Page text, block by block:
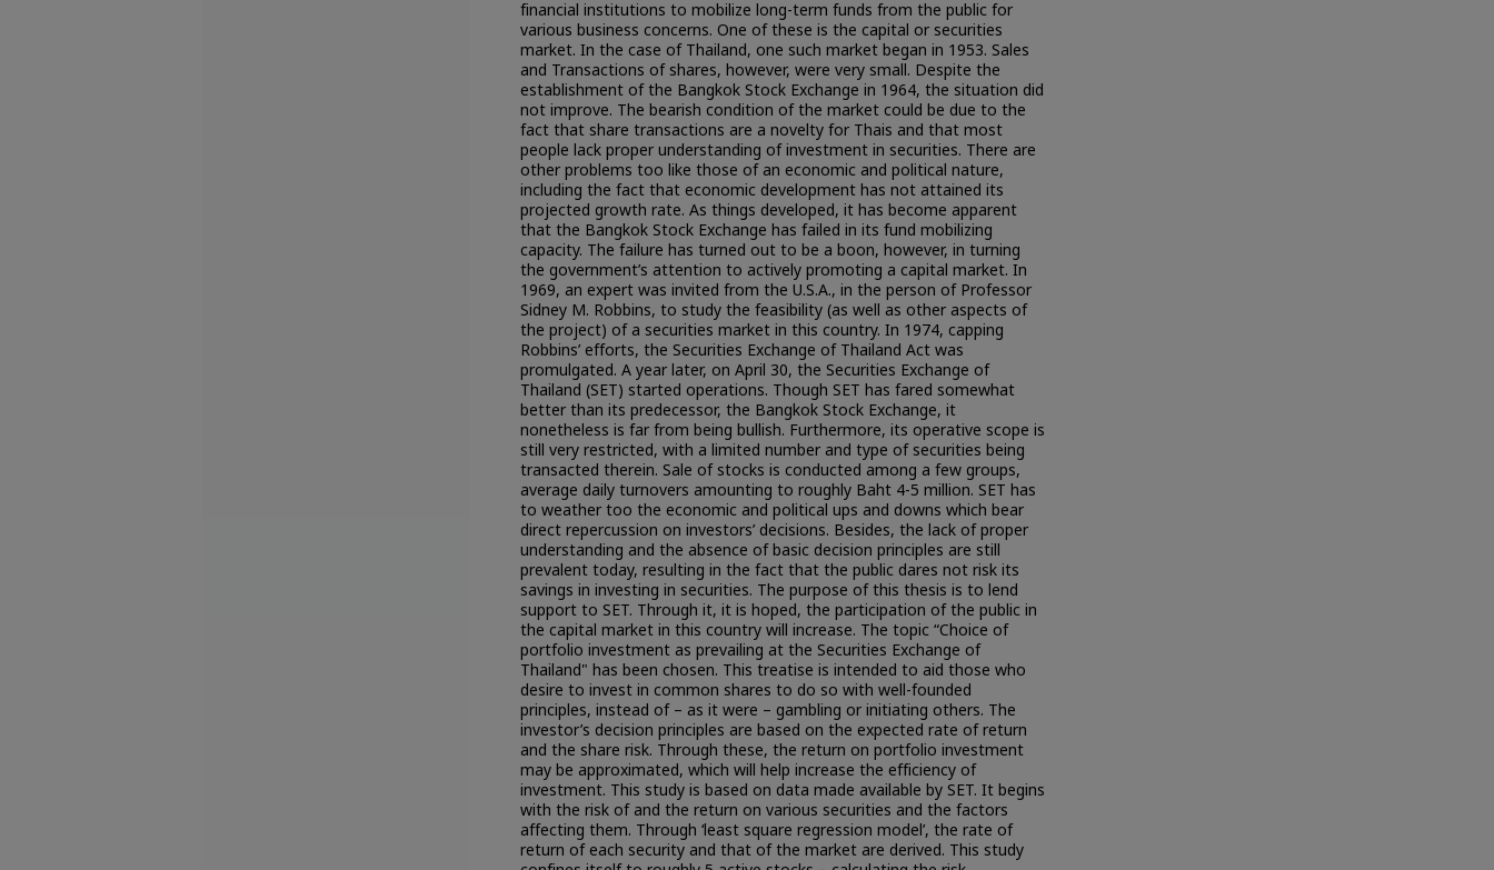
financial institutions to mobilize long-term funds from the public for
various business concerns. One of these is the capital or securities
market. In the case of Thailand, one such market began in 1953. Sales
and Transactions of shares, however, were very small. Despite the
establishment of the Bangkok Stock Exchange in 1964, the situation did
not improve. The bearish condition of the market could be due to the
fact that share transactions are a novelty for Thais and that most
people lack proper understanding of investment in securities. There are
other problems too like those of an economic and political nature,
including the fact that economic development has not attained its
projected growth rate. As things developed, it has become apparent
that the Bangkok Stock Exchange has failed in its fund mobilizing
capacity. The failure has turned out to be a boon, however, in turning
the government’s attention to actively promoting a capital market. In
1969, an expert was invited from the U.S.A., in the person of Professor
Sidney M. Robbins, to study the feasibility (as well as other aspects of
the project) of a securities market in this country. In 1974, capping
Robbins’ efforts, the Securities Exchange of Thailand Act was
promulgated. A year later, on April 30, the Securities Exchange of
Thailand (SET) started operations. Though SET has fared somewhat
better than its predecessor, the Bangkok Stock Exchange, it
nonetheless is far from being bullish. Furthermore, its operative scope is
still very restricted, with a limited number and type of securities being
transacted therein. Sale of stocks is conducted among a few groups,
average daily turnovers amounting to roughly Baht 4-5 million. SET has
to weather too the economic and political ups and downs which bear
direct repercussion on investors’ decisions. Besides, the lack of proper
understanding and the absence of basic decision principles are still
prevalent today, resulting in the fact that the public dares not risk its
savings in investing in securities. The purpose of this thesis is to lend
support to SET. Through it, it is hoped, the participation of the public in
the capital market in this country will increase. The topic “Choice of
portfolio investment as prevailing at the Securities Exchange of
Thailand" has been chosen. This treatise is intended to aid those who
desire to invest in common shares to do so with well-founded
principles, instead of – as it were – gambling or initiating others. The
investor’s decision principles are based on the expected rate of return
and the share risk. Through these, the return on portfolio investment
may be approximated, which will help increase the efficiency of
investment. This study is based on data made available by SET. It begins
with the risk of and the return on various securities and the factors
affecting them. Through ‘least square regression model’, the rate of
return of each security and that of the market are derived. This study